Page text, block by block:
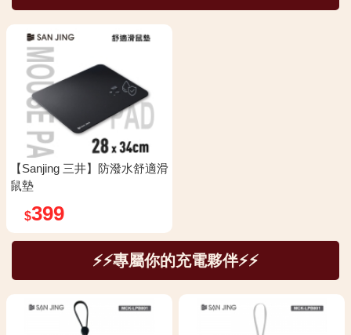
【Sanjing 三井】防潑水舒適滑
鼠墊
$399
⚡⚡專屬你的充電夥伴⚡⚡